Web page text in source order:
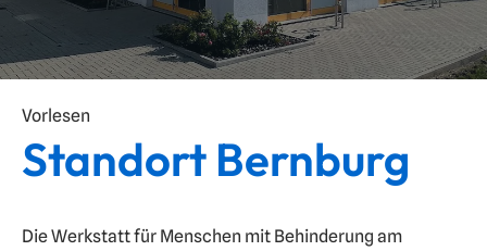
t
p
r
n
Vorlesen
Standort Bernburg
Die Werkstatt für Menschen mit Behinderung am